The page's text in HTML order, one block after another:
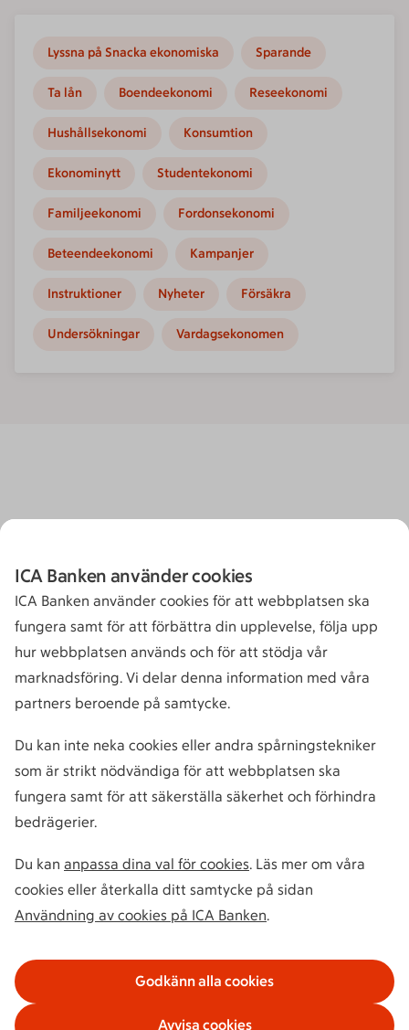
Lyssna på Snacka ekonomiska Sparande
Ta lån Boendeekonomi Reseekonomi
Hushållsekonomi Konsumtion
Ekonominytt Studentekonomi
Familjeekonomi Fordonsekonomi
Beteendeekonomi Kampanjer
Instruktioner Nyheter Försäkra
Undersökningar Vardagsekonomen
ICA Banken använder cookies
ICA Banken använder cookies för att webbplatsen ska
fungera samt för att förbättra din upplevelse, följa upp
hur webbplatsen används och för att stödja vår
marknadsföring. Vi delar denna information med våra
partners beroende på samtycke.
Du kan inte neka cookies eller andra spårningstekniker
som är strikt nödvändiga för att webbplatsen ska
fungera samt för att säkerställa säkerhet och förhindra
bedrägerier.
Du kan anpassa dina val för cookies. Läs mer om våra
cookies eller återkalla ditt samtycke på sidan
Användning av cookies på ICA Banken.
Godkänn alla cookies
Avvisa cookies